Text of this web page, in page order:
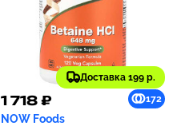
Доставка 199 р.
1 718 ₽ 172
NOW Foods